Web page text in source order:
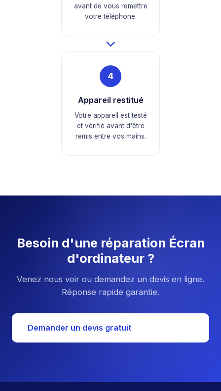
avant de vous remettre
votre téléphone.
4
Appareil restitué
Votre appareil est testé
et vérifié avant d'être
remis entre vos mains.
Besoin d'une réparation Écran
d'ordinateur ?
Venez nous voir ou demandez un devis en ligne.
Réponse rapide garantie.
Demander un devis gratuit